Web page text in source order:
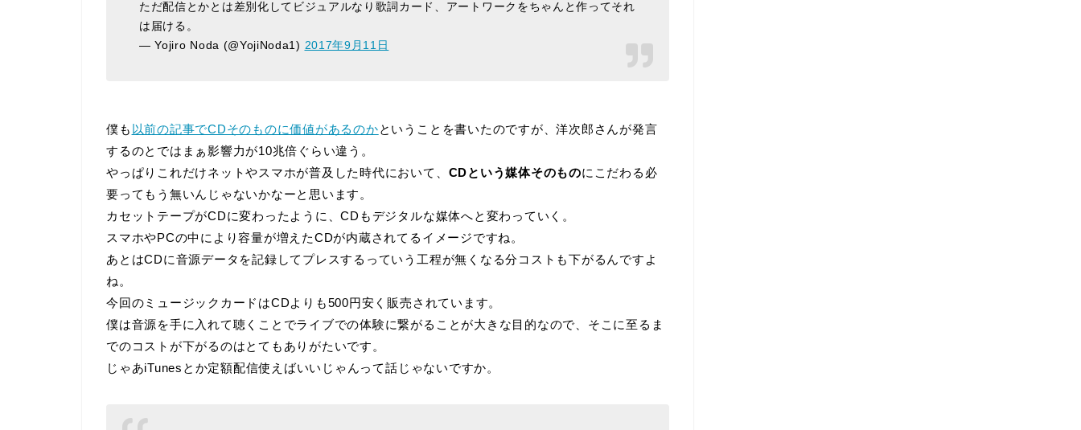
ただ配信とかとは差別化してビジュアルなり歌詞カード、アートワークをちゃんと作ってそれ
は届ける。
— Yojiro Noda (@YojiNoda1) 2017年9月11日
僕も 以前の記事でCDそのものに価値があるのかということを書いたのですが、洋次郎さんが発言
するのとではまぁ影響力が10兆倍ぐらい違う。
やっぱりこれだけネットやスマホが普及した時代において、 CDという媒体そのものにこだわる必
要ってもう無いんじゃないかなーと思います。
カセットテープがCDに変わったように、CDもデジタルな媒体へと変わっていく。
スマホやPCの中により容量が増えたCDが内蔵されてるイメージですね。
あとはCDに音源データを記録してプレスするっていう工程が無くなる分コストも下がるんですよ
ね。
今回のミュージックカードはCDよりも500円安く販売されています。
僕は音源を手に入れて聴くことでライブでの体験に繋がることが大きな目的なので、そこに至るま
でのコストが下がるのはとてもありがたいです。
じゃあiTunesとか定額配信使えばいいじゃんって話じゃないですか。